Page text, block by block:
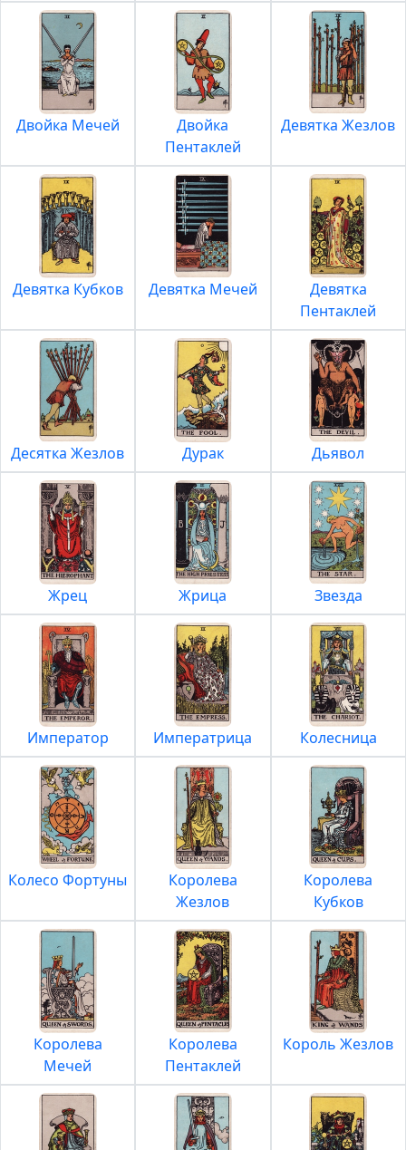
Двойка Мечей
Двойка
Пентаклей
Девятка Жезлов
Девятка Кубков Девятка Мечей
Девятка
Пентаклей
Десятка Жезлов Дурак Дьявол
Жрец Жрица Звезда
Император Императрица Колесница
Колесо Фортуны
Королева
Жезлов
Королева
Кубков
Королева
Мечей
Королева
Пентаклей
Король Жезлов